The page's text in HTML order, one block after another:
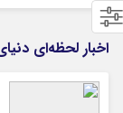
اخبار لحظه‌ای